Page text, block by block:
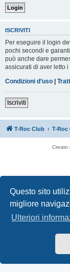
Questo sito
migliore
Ulteriori
ISCRIVITI
Per eseguire il login
pochi secondi e
può anche dare
assicurati di aver letto i
Condizioni d’uso |
Iscriviti
T-Roc Club T-Roc
Creato